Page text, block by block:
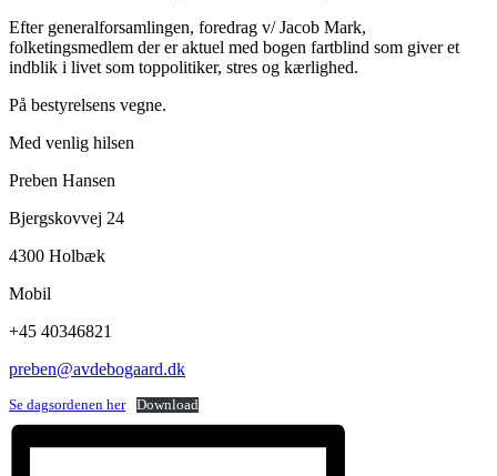
Efter generalforsamlingen, foredrag v/ Jacob Mark,
folketingsmedlem der er aktuel med bogen fartblind som giver et
indblik i livet som toppolitiker, stres og kærlighed.
På bestyrelsens vegne.
Med venlig hilsen
Preben Hansen
Bjergskovvej 24
4300 Holbæk
Mobil
+45 40346821
preben@avdebogaard.dk
Se dagsordenen her Download